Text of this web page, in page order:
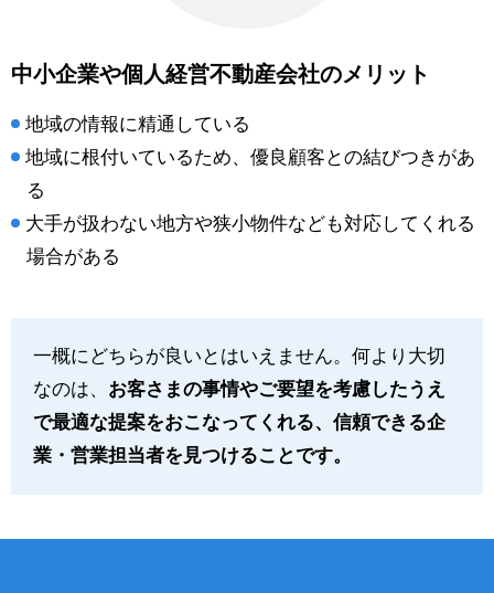
中小企業や個人経営不動産会社のメリット
地域の情報に精通している
地域に根付いているため、優良顧客との結びつきがあ
る
大手が扱わない地方や狭小物件なども対応してくれる
場合がある
一概にどちらが良いとはいえません。何より大切
なのは、 お客さまの事情やご要望を考慮したうえ
で最適な提案をおこなってくれる、信頼できる企
業・営業担当者を見つけることです。